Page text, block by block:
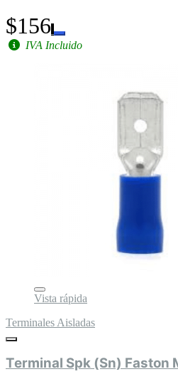
$156
IVA Incluido
Vista rápida
Terminales Aisladas
Terminal Spk (Sn) Faston